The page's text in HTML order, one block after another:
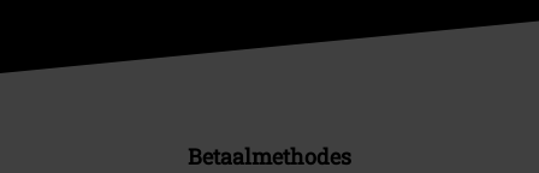
Betaalmethodes